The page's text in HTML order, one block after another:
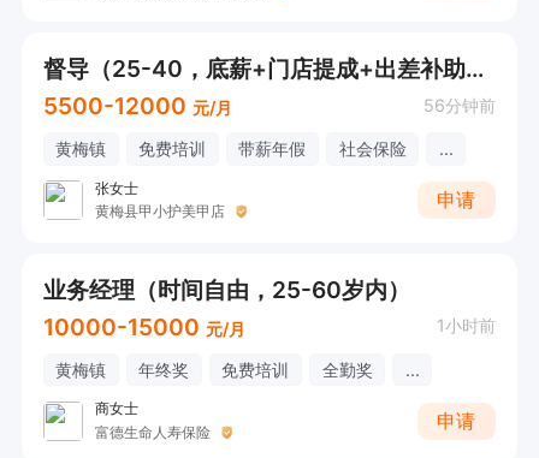
督导（25-40，底薪+门店提成+出差补助+社保）
5500-12000 元/月 56分钟前
黄梅镇 免费培训 带薪年假 社会保险 ...
张女士
黄梅县甲小护美甲店
申请
业务经理（时间自由，25-60岁内）
10000-15000 元/月 1小时前
黄梅镇 年终奖 免费培训 全勤奖 ...
商女士
富德生命人寿保险
申请